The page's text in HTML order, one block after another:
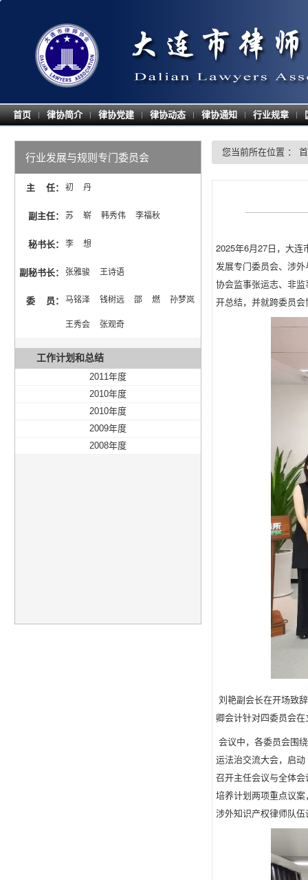
首页 | 律协简介 | 律协党建 | 律协动态 | 律协通知 | 行业规章 |
行业发展与规则专门委员会
主 任： 初  丹
副主任： 苏  崭  韩秀伟  李福秋
秘书长： 李  想
副秘书长： 张雅骏  王诗语
委 员 ： 马铭泽  钱树远  邵  燃  孙梦岚
王秀会  张观奇
工作计划和总结
2011年度
2010年度
2010年度
2009年度
2008年度
您当前所在位置 ：
2025年6月27日，大连
发展专门委员会、涉
协会监事张运志、非
开总结，并就跨委员
刘艳副会长在开场致
卿会计针对四委员会
会议中，各委员会围
运法治交流大会，启
召开主任会议与全体
培养计划两项重点议
涉外知识产权律师队